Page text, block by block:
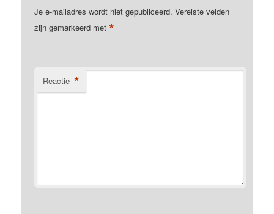
Je e-mailadres wordt niet gepubliceerd. Vereiste velden
zijn gemarkeerd met*
Reactie *